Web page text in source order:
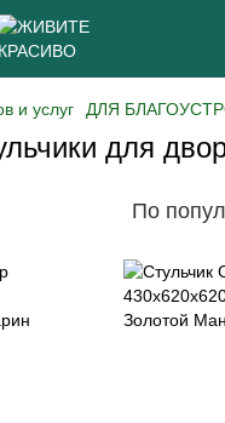
и услуг ДЛЯ
для
По